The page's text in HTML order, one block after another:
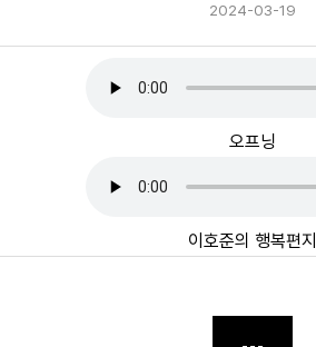
2024-03-19
오프닝
이호준의 행복편지